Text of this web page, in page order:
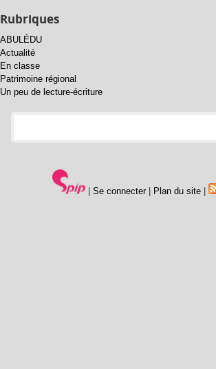
Rubriques
ABULÉDU
Actualité
En classe
Patrimoine régional
Un peu de lecture-écriture
Se connecter Plan du site